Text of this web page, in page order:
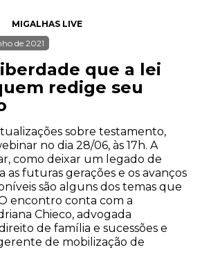
MIGALHAS LIVE
de 2021
que a lei
redige seu
sobre testamento,
no dia 28/06, às 17h. A
como deixar um legado de
as futuras gerações e os avanços
são alguns dos temas que
encontro conta com a
Chieco, advogada
de família e sucessões e
de mobilização de